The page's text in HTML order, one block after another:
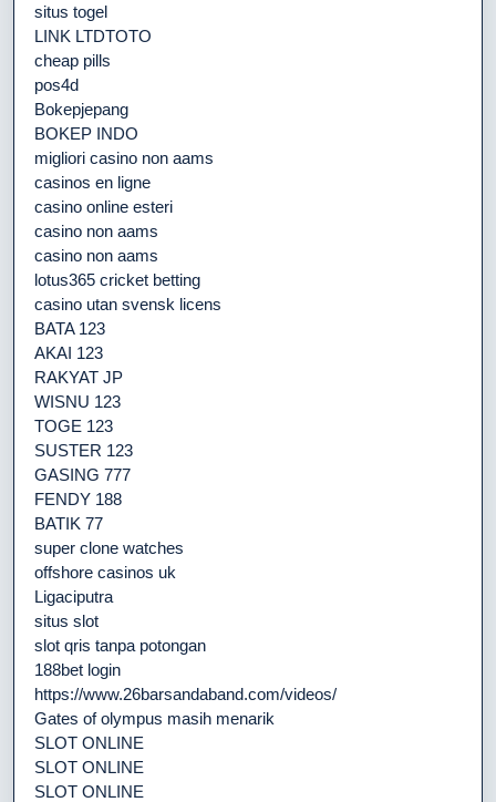
situs togel
LINK LTDTOTO
cheap pills
pos4d
Bokepjepang
BOKEP INDO
migliori casino non aams
casinos en ligne
casino online esteri
casino non aams
casino non aams
lotus365 cricket betting
casino utan svensk licens
BATA 123
AKAI 123
RAKYAT JP
WISNU 123
TOGE 123
SUSTER 123
GASING 777
FENDY 188
BATIK 77
super clone watches
offshore casinos uk
Ligaciputra
situs slot
slot qris tanpa potongan
188bet login
https://www.26barsandaband.com/videos/
Gates of olympus masih menarik
SLOT ONLINE
SLOT ONLINE
SLOT ONLINE